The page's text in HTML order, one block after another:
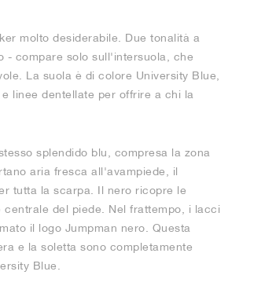
molto desiderabile. Due tonalità a
- compare solo sull'intersuola, che
La suola è di colore University Blue,
linee dentellate per offrire a chi la
splendido blu, compresa la zona
aria fresca all'avampiede, il
tutta la scarpa. Il nero ricopre le
del piede. Nel frattempo, i lacci
il logo Jumpman nero. Questa
e la soletta sono completamente
Blue.